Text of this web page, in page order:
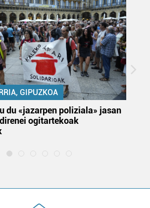
GIPUZKOA
du «jazarpen poliziala» jasan
ogitartekoak